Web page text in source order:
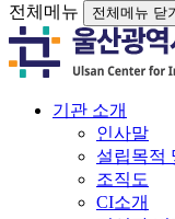
전체메뉴 전체메뉴 닫
기관 소개
인사말
설립목적
조직도
CI소개